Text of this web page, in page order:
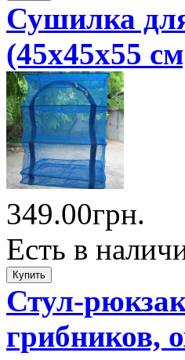
Сушилка
(45x45x55
349.00грн.
Есть в
Стул-
грибников,